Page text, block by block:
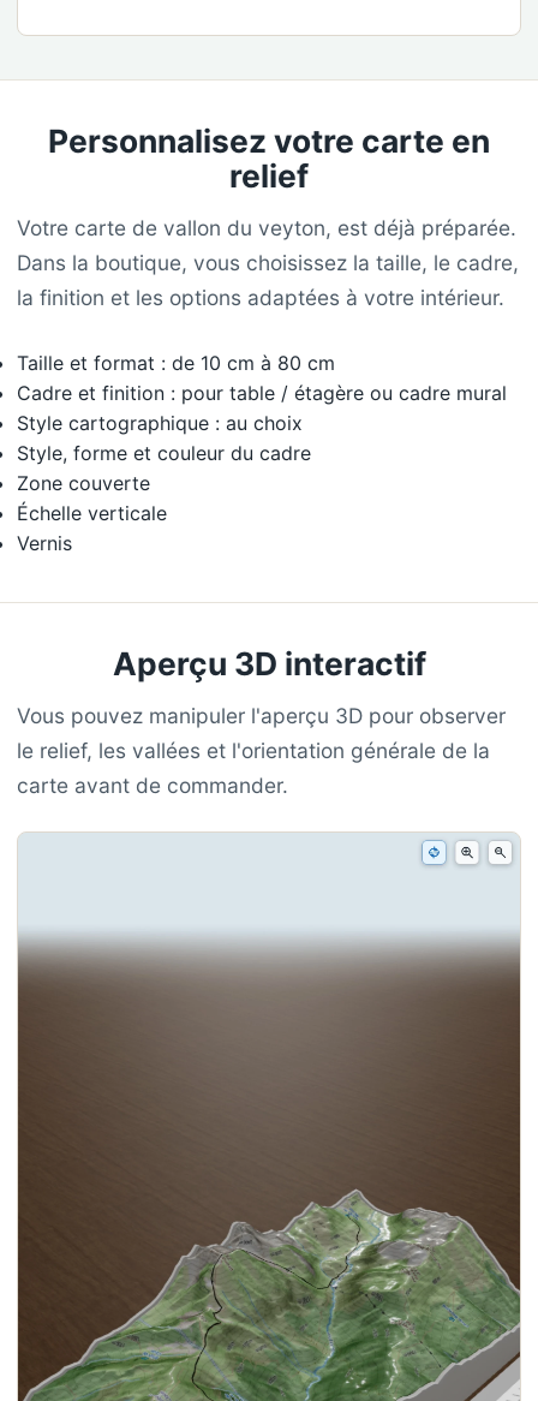
Personnalisez votre carte en
relief
Votre carte de vallon du veyton, est déjà préparée.
Dans la boutique, vous choisissez la taille, le cadre,
la finition et les options adaptées à votre intérieur.
Taille et format : de 10 cm à 80 cm
Cadre et finition : pour table / étagère ou cadre mural
Style cartographique : au choix
Style, forme et couleur du cadre
Zone couverte
Échelle verticale
Vernis
Aperçu 3D interactif
Vous pouvez manipuler l'aperçu 3D pour observer
le relief, les vallées et l'orientation générale de la
carte avant de commander.